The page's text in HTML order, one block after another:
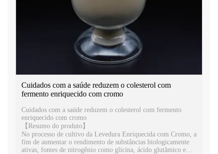
Cuidados com a saúde reduzem o colesterol com
fermento enriquecido com cromo
Cuidados com a saúde reduzem o colesterol com fermento
enriquecido com cromo
【Resumo do produto】
No processo de cultivo da Levedura Enriquecida com Cromo, a
fim de aumentar o rendimento de substâncias biologicamente
ativas, fontes de nitrogênio como glicina, ácido glutâmico e